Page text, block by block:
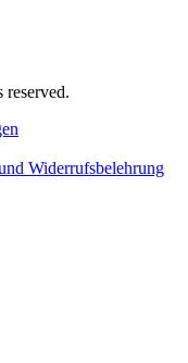
Widerrufsbelehrung